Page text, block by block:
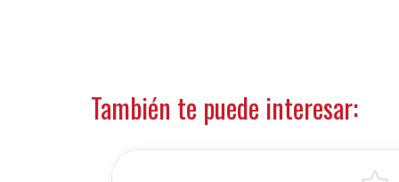
También te puede interesar: